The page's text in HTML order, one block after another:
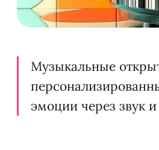
Музыкальные
эмоции через звук